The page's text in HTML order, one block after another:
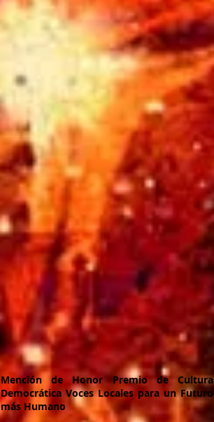
Mención de Honor Premio de Cultura
Democrática Voces Locales para un Futuro
más Humano